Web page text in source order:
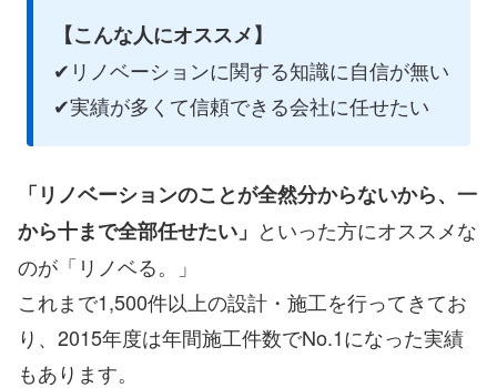
【こんな人にオススメ】
✔リノベーションに関する知識に自信が無い
✔実績が多くて信頼できる会社に任せたい
「リノベーションのことが全然分からないから、一
から十まで全部任せたい」 といった方にオススメな
のが「リノベる。」
これまで1,500件以上の設計・施工を行ってきてお
り、2015年度は年間施工件数でNo.1になった実績
もあります。